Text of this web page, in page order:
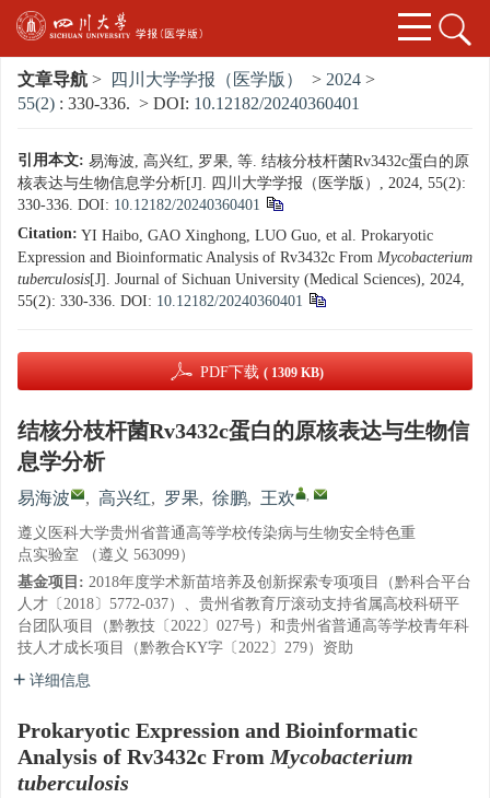
文章导航 > 四川大学学报（医学版） > 2024 >
55(2) : 330-336. > DOI: 10.12182/20240360401
引用本文: 易海波, 高兴红, 罗果, 等. 结核分枝杆菌Rv3432c蛋白的原
核表达与生物信息学分析[J]. 四川大学学报（医学版）, 2024, 55(2):
330-336. DOI: 10.12182/20240360401
Citation: YI Haibo, GAO Xinghong, LUO Guo, et al. Prokaryotic
Expression and Bioinformatic Analysis of Rv3432c From Mycobacterium
tuberculosis[J]. Journal of Sichuan University (Medical Sciences), 2024,
55(2): 330-336. DOI: 10.12182/20240360401
PDF下载 ( 1309 KB)
结核分枝杆菌Rv3432c蛋白的原核表达与生物信
息学分析
易海波 , 高兴红, 罗果, 徐鹏, 王欢 ,
遵义医科大学贵州省普通高等学校传染病与生物安全特色重
点实验室 （遵义 563099）
基金项目: 2018年度学术新苗培养及创新探索专项项目（黔科合平台
人才〔2018〕5772-037）、贵州省教育厅滚动支持省属高校科研平
台团队项目（黔教技〔2022〕027号）和贵州省普通高等学校青年科
技人才成长项目（黔教合KY字〔2022〕279）资助
详细信息
Prokaryotic Expression and Bioinformatic
Analysis of Rv3432c FromMycobacterium
tuberculosis